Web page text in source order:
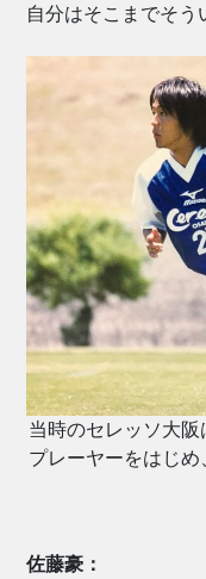
自分はそこまでそう
当時のセレッソ大
プレーヤーをはじ
佐藤豪：